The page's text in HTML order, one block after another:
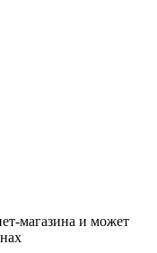
магазина и может